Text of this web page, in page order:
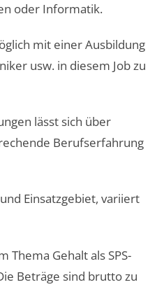
oder Informatik.
mit einer Ausbildung
usw. in diesem Job zu
lässt sich über
Berufserfahrung
Einsatzgebiet, variiert
Thema Gehalt als SPS-
Beträge sind brutto zu